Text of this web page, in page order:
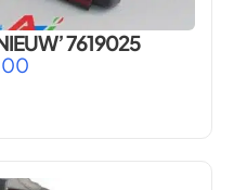
7619025